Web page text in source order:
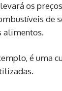
os
de
alimentos.
é uma